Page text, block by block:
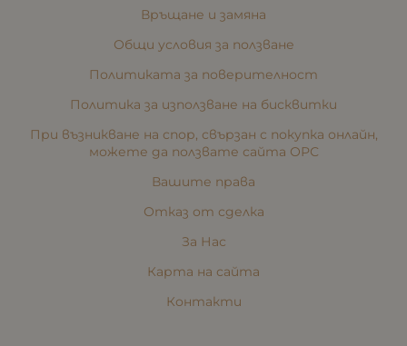
Връщане и замяна
Общи условия за ползване
Политиката за поверителност
Политика за използване на бисквитки
При възникване на спор, свързан с покупка онлайн,
можете да ползвате сайта ОРС
Вашите права
Отказ от сделка
За Нас
Карта на сайта
Контакти